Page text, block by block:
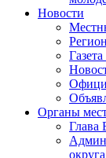
Новости
Органы
Глава
округа